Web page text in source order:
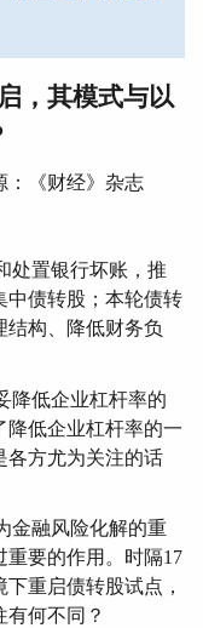
，其模式与以
：《财经》杂志
处置银行坏账，推
中债转股；本轮债转
结构、降低财务负
降低企业杠杆率的
降低企业杠杆率的一
各方尤为关注的话
金融风险化解的重
要的作用。时隔17
重启债转股试点，
何不同？